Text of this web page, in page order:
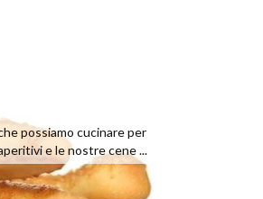
possiamo cucinare per
e le nostre cene ...